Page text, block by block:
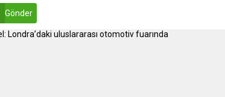
Gönder